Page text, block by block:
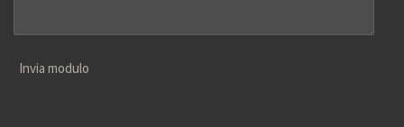
Invia modulo